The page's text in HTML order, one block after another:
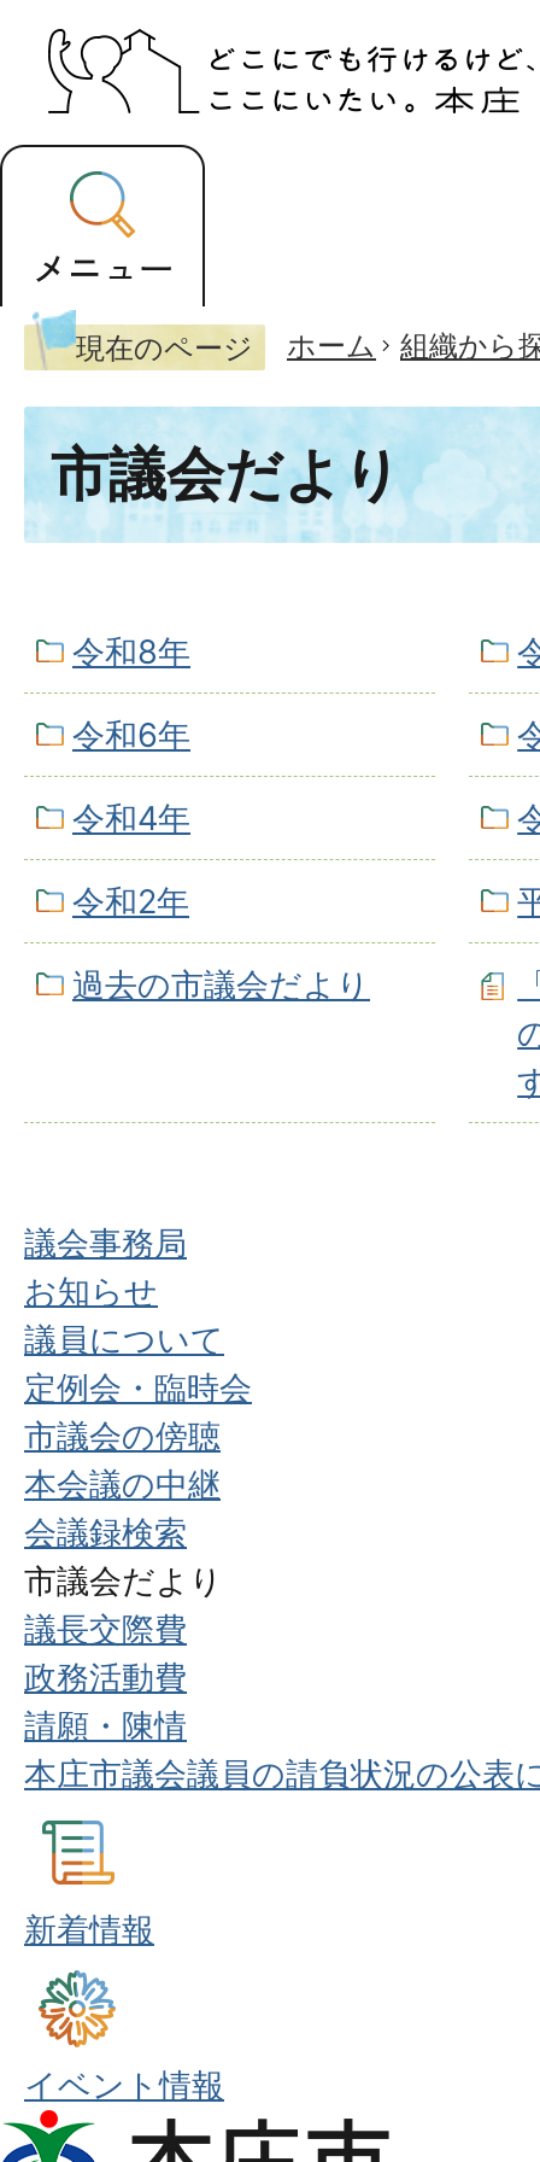
現在のページ ホーム 組織から
市議会だより
令和8年
令和6年
令和4年
令和2年
過去の市議会だより
議会事務局
お知らせ
議員について
定例会・臨時会
市議会の傍聴
本会議の中継
会議録検索
市議会だより
議長交際費
政務活動費
請願・陳情
本庄市議会議員の請負状況の公表
新着情報
イベント情報
本